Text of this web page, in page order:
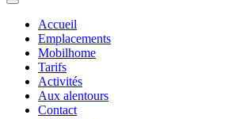
Accueil
Emplacements
Mobilhome
Tarifs
Activités
Aux alentours
Contact